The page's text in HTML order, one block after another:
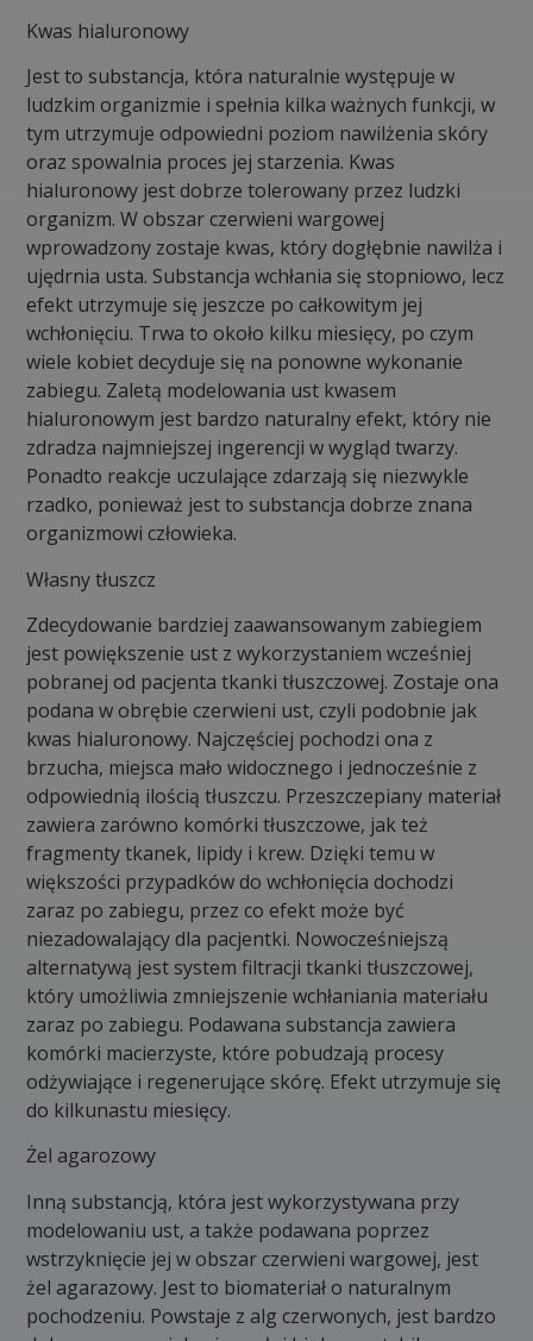
Kwas hialuronowy
Jest to substancja, która naturalnie występuje w
ludzkim organizmie i spełnia kilka ważnych funkcji, w
tym utrzymuje odpowiedni poziom nawilżenia skóry
oraz spowalnia proces jej starzenia. Kwas
hialuronowy jest dobrze tolerowany przez ludzki
organizm. W obszar czerwieni wargowej
wprowadzony zostaje kwas, który dogłębnie nawilża i
ujędrnia usta. Substancja wchłania się stopniowo, lecz
efekt utrzymuje się jeszcze po całkowitym jej
wchłonięciu. Trwa to około kilku miesięcy, po czym
wiele kobiet decyduje się na ponowne wykonanie
zabiegu. Zaletą modelowania ust kwasem
hialuronowym jest bardzo naturalny efekt, który nie
zdradza najmniejszej ingerencji w wygląd twarzy.
Ponadto reakcje uczulające zdarzają się niezwykle
rzadko, ponieważ jest to substancja dobrze znana
organizmowi człowieka.
Własny tłuszcz
Zdecydowanie bardziej zaawansowanym zabiegiem
jest powiększenie ust z wykorzystaniem wcześniej
pobranej od pacjenta tkanki tłuszczowej. Zostaje ona
podana w obrębie czerwieni ust, czyli podobnie jak
kwas hialuronowy. Najczęściej pochodzi ona z
brzucha, miejsca mało widocznego i jednocześnie z
odpowiednią ilością tłuszczu. Przeszczepiany materiał
zawiera zarówno komórki tłuszczowe, jak też
fragmenty tkanek, lipidy i krew. Dzięki temu w
większości przypadków do wchłonięcia dochodzi
zaraz po zabiegu, przez co efekt może być
niezadowalający dla pacjentki. Nowocześniejszą
alternatywą jest system filtracji tkanki tłuszczowej,
który umożliwia zmniejszenie wchłaniania materiału
zaraz po zabiegu. Podawana substancja zawiera
komórki macierzyste, które pobudzają procesy
odżywiające i regenerujące skórę. Efekt utrzymuje się
do kilkunastu miesięcy.
Żel agarozowy
Inną substancją, która jest wykorzystywana przy
modelowaniu ust, a także podawana poprzez
wstrzyknięcie jej w obszar czerwieni wargowej, jest
żel agarazowy. Jest to biomateriał o naturalnym
pochodzeniu. Powstaje z alg czerwonych, jest bardzo